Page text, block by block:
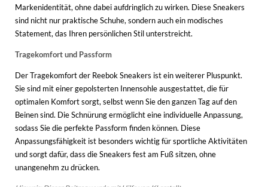
Markenidentität, ohne dabei aufdringlich zu wirken. Diese Sneakers
sind nicht nur praktische Schuhe, sondern auch ein modisches
Statement, das Ihren persönlichen Stil unterstreicht.
Tragekomfort und Passform
Der Tragekomfort der Reebok Sneakers ist ein weiterer Pluspunkt.
Sie sind mit einer gepolsterten Innensohle ausgestattet, die für
optimalen Komfort sorgt, selbst wenn Sie den ganzen Tag auf den
Beinen sind. Die Schnürung ermöglicht eine individuelle Anpassung,
sodass Sie die perfekte Passform finden können. Diese
Anpassungsfähigkeit ist besonders wichtig für sportliche Aktivitäten
und sorgt dafür, dass die Sneakers fest am Fuß sitzen, ohne
unangenehm zu drücken.